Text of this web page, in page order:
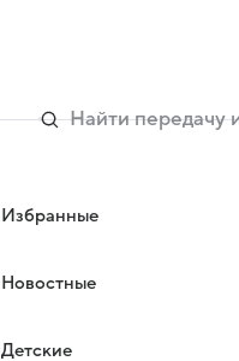
Избранные
Новостные
Детские